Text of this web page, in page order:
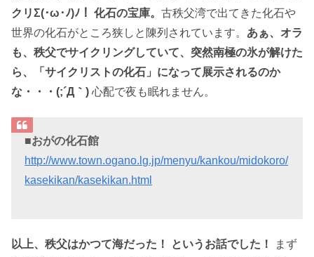
クリΣ(･ω･ﾉ)ﾉ！ 化石の宝庫。 古秩父湾で出てきた化石や
世界の化石がところ狭しと陳列されています。 あぁ、オラ
も、秩父でサイクリングしていて、突然南極の氷が解けた
ら、「サイクリストの化石」になって展示されるのか
な・・・(;´Д｀) 心配で夜も眠れません。
■おがの化石館
http://www.town.ogano.lg.jp/menyu/kankou/midokoro/
kasekikan/kasekikan.html
以上、秩父はかつて海だった！ というお話でした！
まず